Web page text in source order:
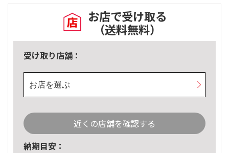
お店で受け取る
（送料無料）
受け取り店舗：
お店を選ぶ
近くの店舗を確認する
納期目安：